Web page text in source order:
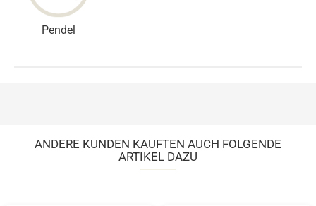
Pendel
ANDERE KUNDEN KAUFTEN AUCH FOLGENDE
ARTIKEL DAZU